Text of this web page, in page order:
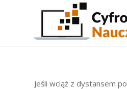
Jeśli wciąż z dystansem